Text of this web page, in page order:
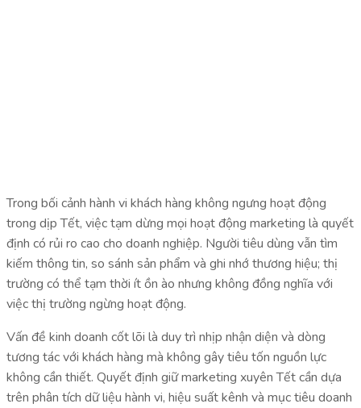
Trong bối cảnh hành vi khách hàng không ngưng hoạt động
trong dịp Tết, việc tạm dừng mọi hoạt động marketing là quyết
định có rủi ro cao cho doanh nghiệp. Người tiêu dùng vẫn tìm
kiếm thông tin, so sánh sản phẩm và ghi nhớ thương hiệu; thị
trường có thể tạm thời ít ồn ào nhưng không đồng nghĩa với
việc thị trường ngừng hoạt động.
Vấn đề kinh doanh cốt lõi là duy trì nhịp nhận diện và dòng
tương tác với khách hàng mà không gây tiêu tốn nguồn lực
không cần thiết. Quyết định giữ marketing xuyên Tết cần dựa
trên phân tích dữ liệu hành vi, hiệu suất kênh và mục tiêu doanh